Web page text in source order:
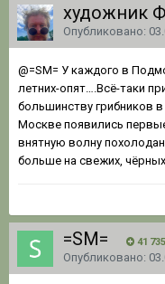
художник
Опубликовано:
@=SM= У каждого в
летних-опят….Всё-таки
большинству грибников
Москве появились
внятную волну
больше на свежих,
=SM= 41 735
Опубликовано: